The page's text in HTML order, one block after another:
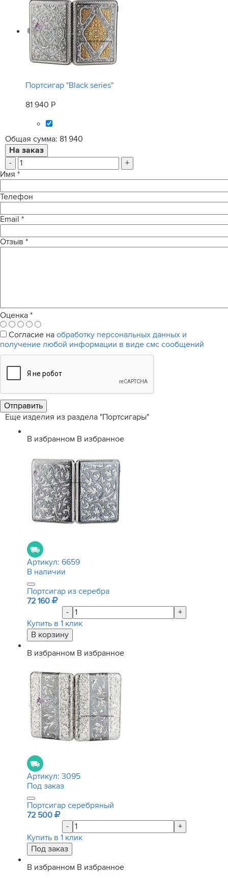
Портсигар "Black series"
81 940 Р
Общая сумма: 81 940
-
+
Имя *
Телефон
Email *
Отзыв *
Оценка *
Согласие на обработку персональных данных и
получение любой информации в виде смс сообщений
Еще изделия из раздела "Портсигары"
В избранном В избранное
Артикул: 6659
В наличии
Портсигар из серебра
72 160
-
+
Купить в 1 клик
В избранном В избранное
Артикул: 3095
Под заказ
Портсигар серебряный
72 500
-
+
Купить в 1 клик
В избранном В избранное